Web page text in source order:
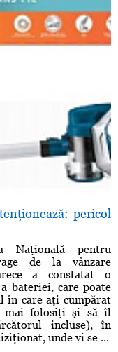
pericol
Naţională pentru
de la vânzare
a constatat o
bateriei, care poate
în care aţi cumpărat
mai folosiţi şi să îl
incluse), în
unde vi se ...